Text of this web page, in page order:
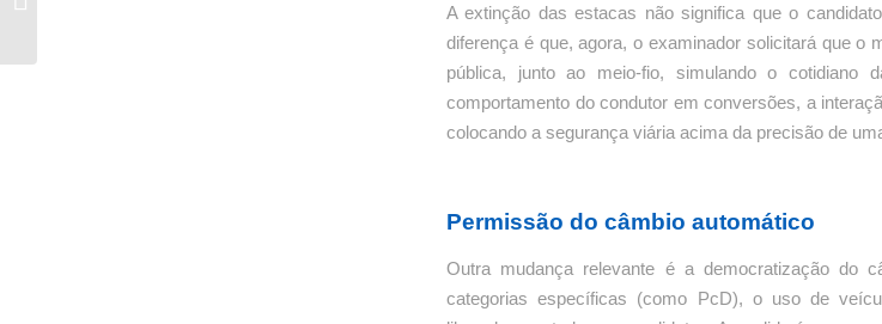
A extinção das estacas não significa que o
diferença é que, agora, o examinador solicitará que o
pública, junto ao meio-fio, simulando o cotidiano
comportamento do condutor em conversões, a
colocando a segurança viária acima da precisão de
Permissão do câmbio automático
Outra mudança relevante é a democratização do
categorias específicas (como PcD), o uso de